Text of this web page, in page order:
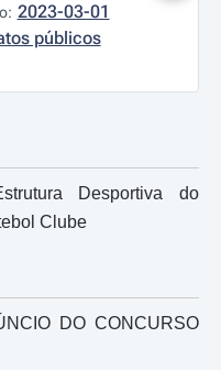
2023-03-01
públicos
Desportiva do
Clube
DO CONCURSO